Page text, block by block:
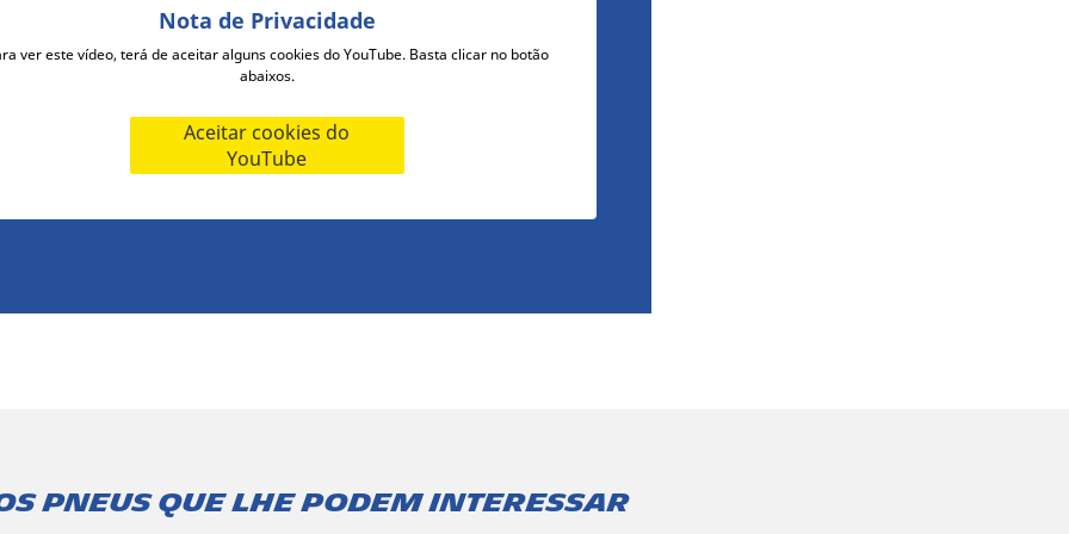
Nota de Privacidade
ver este vídeo, terá de aceitar alguns cookies do YouTube. Basta clicar no botão
abaixos.
Aceitar cookies do
YouTube
pneus que lhe podem interessar